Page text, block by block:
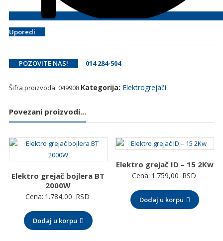
Uporedi
POZOVITE NAS! 014 284-504
Šifra proizvoda: 049908 Kategorija: Elektrogrejači
Povezani proizvodi...
Elektro grejač bojlera BT
2000W
Cena: 1.784,00 RSD
Dodaj u korpu
Elektro grejač ID – 15 2Kw
Cena: 1.759,00 RSD
Dodaj u korpu